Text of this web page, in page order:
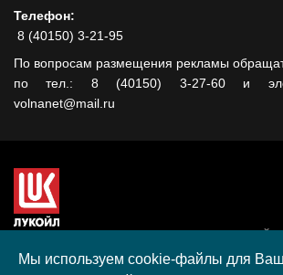
Телефон:
8 (40150) 3-21-95
По вопросам размещения рекламы
по тел.: 8 (40150) 3-27-60 и
volnanet@mail.ru
гранта, полученного в рамках XIII
Мы используем cookie-файлы для